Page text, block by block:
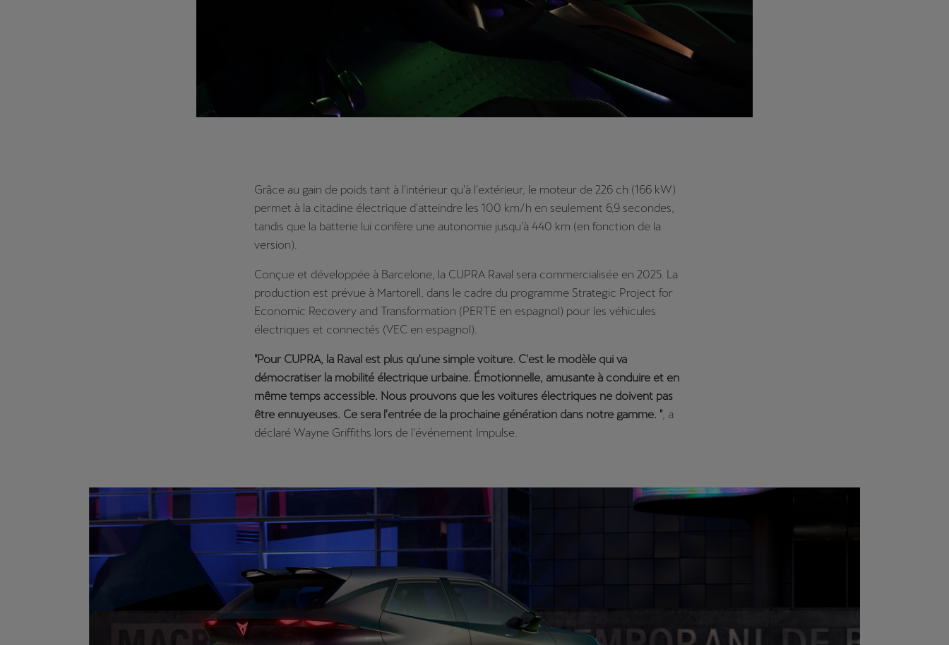
Grâce au gain de poids tant à l'intérieur qu'à l'extérieur, le moteur de 226 ch (166 kW)
permet à la citadine électrique d'atteindre les 100 km/h en seulement 6,9 secondes,
tandis que la batterie lui confère une autonomie jusqu'à 440 km (en fonction de la
version).
Conçue et développée à Barcelone, la CUPRA Raval sera commercialisée en 2025. La
production est prévue à Martorell, dans le cadre du programme Strategic Project for
Economic Recovery and Transformation (PERTE en espagnol) pour les véhicules
électriques et connectés (VEC en espagnol).
"Pour CUPRA, la Raval est plus qu'une simple voiture. C'est le modèle qui va
démocratiser la mobilité électrique urbaine. Émotionnelle, amusante à conduire et en
même temps accessible. Nous prouvons que les voitures électriques ne doivent pas
être ennuyeuses. Ce sera l'entrée de la prochaine génération dans notre gamme. " , a
déclaré Wayne Griffiths lors de l'événement Impulse.